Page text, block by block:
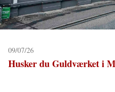
09/07/26
Husker du Guldværket i